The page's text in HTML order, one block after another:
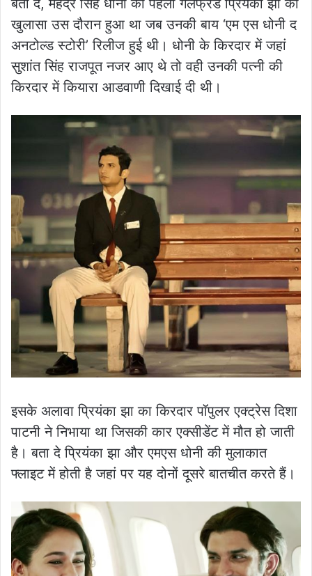
बता दें, महेंद्र सिंह धोनी की पहली गर्लफ्रेंड प्रियंका झा का
खुलासा उस दौरान हुआ था जब उनकी बाय ‘एम एस धोनी द
अनटोल्ड स्टोरी’ रिलीज हुई थी। धोनी के किरदार में जहां
सुशांत सिंह राजपूत नजर आए थे तो वही उनकी पत्नी की
किरदार में कियारा आडवाणी दिखाई दी थी।
इसके अलावा प्रियंका झा का किरदार पॉपुलर एक्ट्रेस दिशा
पाटनी ने निभाया था जिसकी कार एक्सीडेंट में मौत हो जाती
है। बता दे प्रियंका झा और एमएस धोनी की मुलाकात
फ्लाइट में होती है जहां पर यह दोनों दूसरे बातचीत करते हैं।